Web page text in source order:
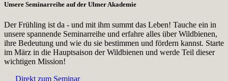
Unsere Seminarreihe auf der Ulmer Akademie
Der Frühling ist da - und mit ihm summt das Leben! Tauche ein in
unsere spannende Seminarreihe und erfahre alles über Wildbienen,
ihre Bedeutung und wie du sie bestimmen und fördern kannst. Starte
im März in die Hauptsaison der Wildbienen und werde Teil dieser
wichtigen Mission!
Direkt zum Seminar